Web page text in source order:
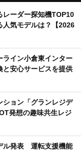
レーダー探知機TOP10
人気モデルは？【2026
ライン小倉東インター
安心サービスを提供
ション「グランレジデ
発想の趣味共生レジ
ル発表 運転支援機能